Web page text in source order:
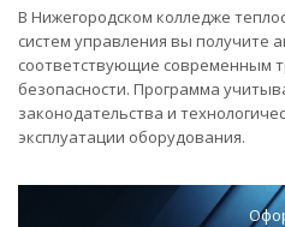
В Нижегородском колледже
систем управления вы получите
соответствующие современным
безопасности. Программа
законодательства и
эксплуатации оборудования.